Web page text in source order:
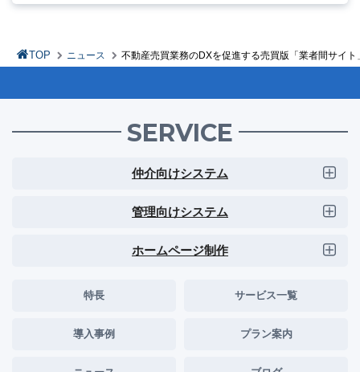
TOP ニュース 不動産売買業務のDXを促進する売買版「業者間サイ
SERVICE
仲介向けシステム
管理向けシステム
ホームページ制作
特長 サービス一覧
導入事例 プラン案内